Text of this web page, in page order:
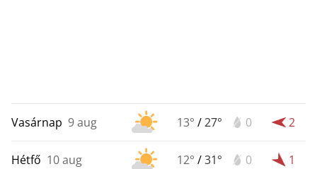
Vasárnap 9 aug 13° /27° 0 2
Hétfő 10 aug 12° /31° 0 1